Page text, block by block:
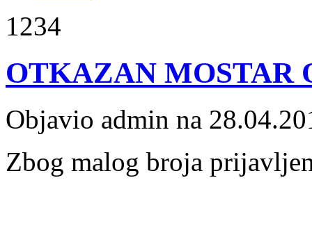
1234
OTKAZAN MOSTAR
Objavio admin na
Zbog malog broja